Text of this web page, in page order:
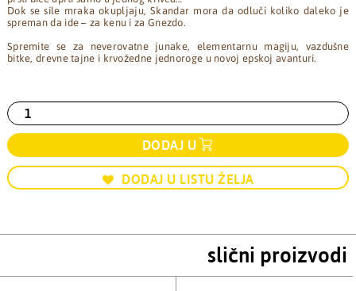
Dok se sile mraka okupljaju, Skandar mora da odluči koliko daleko je
spreman da ide – za kenu i za Gnezdo.
Spremite se za neverovatne junake, elementarnu magiju, vazdušne
bitke, drevne tajne i krvožedne jednoroge u novoj epskoj avanturi.
DODAJ U
DODAJ U LISTU ŽELJA
slični proizvodi